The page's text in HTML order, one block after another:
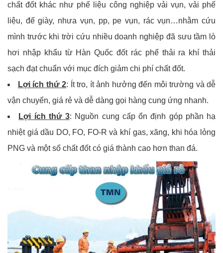
chất đốt khác như phế liệu công nghiệp vải vụn, vải phế
liệu, đế giày, nhưa vụn, pp, pe vụn, rác vụn…nhằm cứu
mình trước khi trời cứu nhiều doanh nghiệp đã sưu tầm lò
hơi nhập khẩu từ Hàn Quốc đốt rác phế thải ra khí thải
sạch đạt chuẩn với mục đích giảm chi phí chất đốt.
Lợi ích thứ 2: Ít tro, ít ảnh hưởng đến môi trường và dễ
vận chuyển, giá rẻ và dễ dàng gọi hàng cung ứng nhanh.
Lợi ích thứ 3: Nguồn cung cấp ổn định góp phần hạ
nhiệt giá dầu DO, FO, FO-R và khí gas, xăng, khi hóa lỏng
PNG và một số chất đốt có giá thành cao hơn than đá.